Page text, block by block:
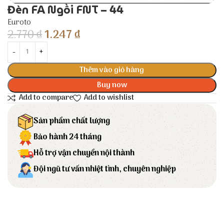
Đèn FA Ngồi FNT – 44
Euroto
2.770₫1.247₫
Thêm vào giỏ hàng
Buy now
Add to compare
Add to wishlist
Sản phẩm chất lượng
Bảo hành 24 tháng
Hỗ trợ vận chuyển nội thành
Đội ngũ tư vấn nhiệt tình, chuyên nghiệp